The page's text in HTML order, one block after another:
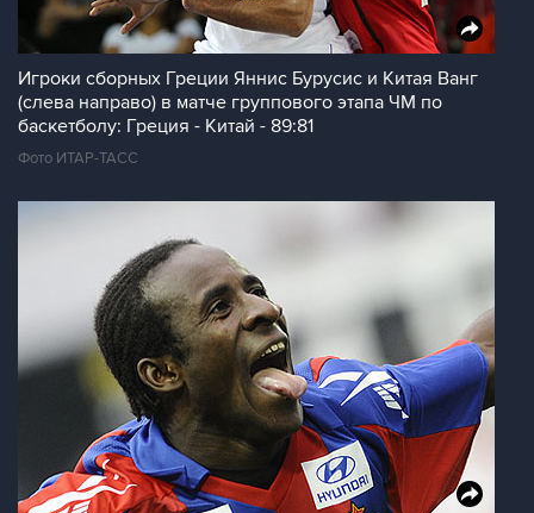
Игроки сборных Греции Яннис Бурусис и Китая Ванг
(слева направо) в матче группового этапа ЧМ по
баскетболу: Греция - Китай - 89:81
Фото ИТАР-ТАСС